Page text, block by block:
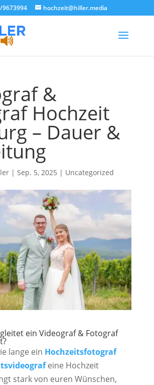
9673994 hochzeit@hiller.media
&
Hochzeit
– Dauer &
| Sep. 5, 2025 | Uncategorized
ein Videograf & Fotograf
lange ein Hochzeitsfotograf
eine Hochzeit
stark von euren Wünschen,